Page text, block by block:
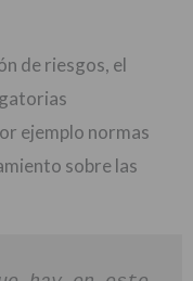
de riesgos, el
ejemplo normas
sobre las